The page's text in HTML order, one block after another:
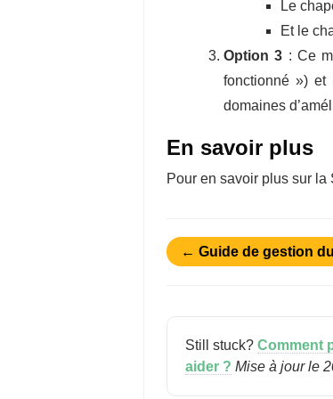
Le
Et le
Option 3 : Ce
fonctionné ») et
domaines
En savoir plus
Pour en savoir plus sur
← Guide de gestion
Still stuck? Comment
aider ? Mise à jour le